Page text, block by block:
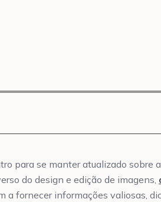
para se manter atualizado
do design e edição de imagens,
a fornecer informações valiosas,